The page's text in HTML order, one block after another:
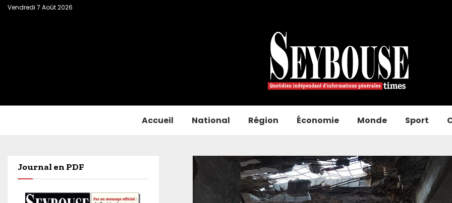
Vendredi 7 Août 2026
Accueil National Région Économie Monde Sport
Journal en PDF